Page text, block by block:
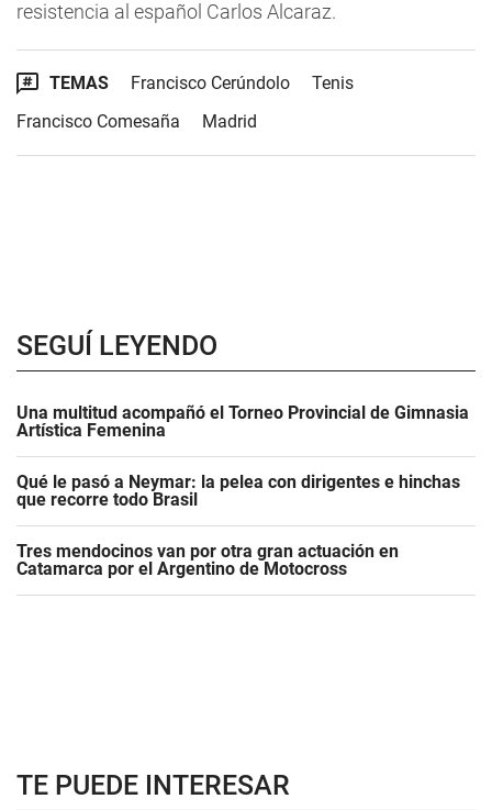
resistencia al español Carlos Alcaraz.
TEMAS Francisco Cerúndolo
Tenis
Francisco Comesaña
Madrid
SEGUÍ LEYENDO
Una multitud acompañó el Torneo Provincial de Gimnasia
Artística Femenina
Qué le pasó a Neymar: la pelea con dirigentes e hinchas
que recorre todo Brasil
Tres mendocinos van por otra gran actuación en
Catamarca por el Argentino de Motocross
TE PUEDE INTERESAR